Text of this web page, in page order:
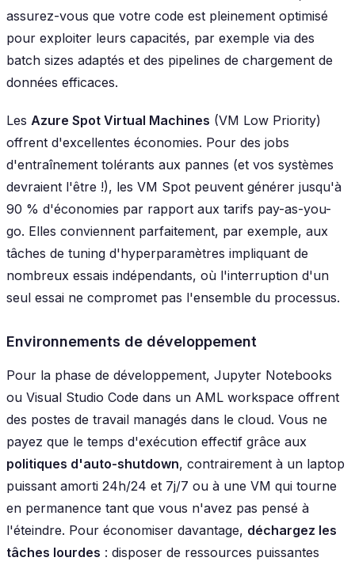
assurez-vous que votre code est pleinement optimisé
pour exploiter leurs capacités, par exemple via des
batch sizes adaptés et des pipelines de chargement de
données efficaces.
Les Azure Spot Virtual Machines (VM Low Priority)
offrent d'excellentes économies. Pour des jobs
d'entraînement tolérants aux pannes (et vos systèmes
devraient l'être !), les VM Spot peuvent générer jusqu'à
90 % d'économies par rapport aux tarifs pay-as-you-
go. Elles conviennent parfaitement, par exemple, aux
tâches de tuning d'hyperparamètres impliquant de
nombreux essais indépendants, où l'interruption d'un
seul essai ne compromet pas l'ensemble du processus.
Environnements de développement
Pour la phase de développement, Jupyter Notebooks
ou Visual Studio Code dans un AML workspace offrent
des postes de travail managés dans le cloud. Vous ne
payez que le temps d'exécution effectif grâce aux
politiques d'auto-shutdown, contrairement à un laptop
puissant amorti 24h/24 et 7j/7 ou à une VM qui tourne
en permanence tant que vous n'avez pas pensé à
l'éteindre. Pour économiser davantage, déchargez les
tâches lourdes : disposer de ressources puissantes